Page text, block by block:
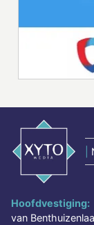
Hoofdvestiging:
van